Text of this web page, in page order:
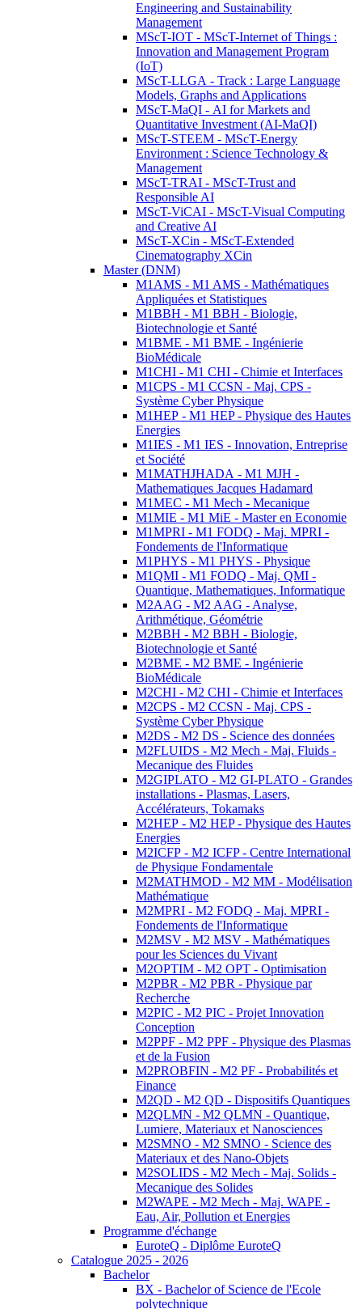
Engineering and Sustainability
Management
MScT-IOT - MScT-Internet of Things :
Innovation and Management Program
(IoT)
MScT-LLGA - Track : Large Language
Models, Graphs and Applications
MScT-MaQI - AI for Markets and
Quantitative Investment (AI-MaQI)
MScT-STEEM - MScT-Energy
Environment : Science Technology &
Management
MScT-TRAI - MScT-Trust and
Responsible AI
MScT-ViCAI - MScT-Visual Computing
and Creative AI
MScT-XCin - MScT-Extended
Cinematography XCin
Master (DNM)
M1AMS - M1 AMS - Mathématiques
Appliquées et Statistiques
M1BBH - M1 BBH - Biologie,
Biotechnologie et Santé
M1BME - M1 BME - Ingénierie
BioMédicale
M1CHI - M1 CHI - Chimie et Interfaces
M1CPS - M1 CCSN - Maj. CPS -
Système Cyber Physique
M1HEP - M1 HEP - Physique des Hautes
Energies
M1IES - M1 IES - Innovation, Entreprise
et Société
M1MATHJHADA - M1 MJH -
Mathematiques Jacques Hadamard
M1MEC - M1 Mech - Mecanique
M1MIE - M1 MiE - Master en Economie
M1MPRI - M1 FODQ - Maj. MPRI -
Fondements de l'Informatique
M1PHYS - M1 PHYS - Physique
M1QMI - M1 FODQ - Maj. QMI -
Quantique, Mathematiques, Informatique
M2AAG - M2 AAG - Analyse,
Arithmétique, Géométrie
M2BBH - M2 BBH - Biologie,
Biotechnologie et Santé
M2BME - M2 BME - Ingénierie
BioMédicale
M2CHI - M2 CHI - Chimie et Interfaces
M2CPS - M2 CCSN - Maj. CPS -
Système Cyber Physique
M2DS - M2 DS - Science des données
M2FLUIDS - M2 Mech - Maj. Fluids -
Mecanique des Fluides
M2GIPLATO - M2 GI-PLATO - Grandes
installations - Plasmas, Lasers,
Accélérateurs, Tokamaks
M2HEP - M2 HEP - Physique des Hautes
Energies
M2ICFP - M2 ICFP - Centre International
de Physique Fondamentale
M2MATHMOD - M2 MM - Modélisation
Mathématique
M2MPRI - M2 FODQ - Maj. MPRI -
Fondements de l'Informatique
M2MSV - M2 MSV - Mathématiques
pour les Sciences du Vivant
M2OPTIM - M2 OPT - Optimisation
M2PBR - M2 PBR - Physique par
Recherche
M2PIC - M2 PIC - Projet Innovation
Conception
M2PPF - M2 PPF - Physique des Plasmas
et de la Fusion
M2PROBFIN - M2 PF - Probabilités et
Finance
M2QD - M2 QD - Dispositifs Quantiques
M2QLMN - M2 QLMN - Quantique,
Lumiere, Materiaux et Nanosciences
M2SMNO - M2 SMNO - Science des
Materiaux et des Nano-Objets
M2SOLIDS - M2 Mech - Maj. Solids -
Mecanique des Solides
M2WAPE - M2 Mech - Maj. WAPE -
Eau, Air, Pollution et Energies
Programme d'échange
EuroteQ - Diplôme EuroteQ
Catalogue 2025 - 2026
Bachelor
BX - Bachelor of Science de l'Ecole
polytechnique